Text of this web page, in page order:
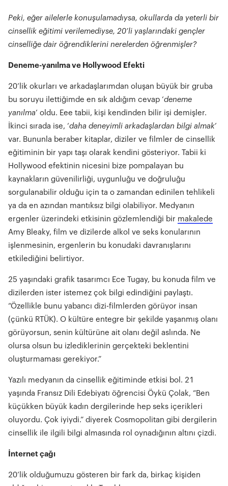
Peki, eğer ailelerle konuşulamadıysa, okullarda da yeterli bir
cinsellik eğitimi verilemediyse, 20’li yaşlarındaki gençler
cinselliğe dair öğrendiklerini nerelerden öğrenmişler?
Deneme-yanılma ve Hollywood Efekti
20’lik okurları ve arkadaşlarımdan oluşan büyük bir gruba
bu soruyu ilettiğimde en sık aldığım cevap ‘deneme
yanılma’ oldu. Eee tabii, kişi kendinden bilir işi demişler.
İkinci sırada ise, ‘daha deneyimli arkadaşlardan bilgi almak’
var. Bununla beraber kitaplar, diziler ve filmler de cinsellik
eğitiminin bir yapı taşı olarak kendini gösteriyor. Tabii ki
Hollywood efektinin nicesini bize pompalayan bu
kaynakların güvenilirliği, uygunluğu ve doğruluğu
sorgulanabilir olduğu için ta o zamandan edinilen tehlikeli
ya da en azından mantıksız bilgi olabiliyor. Medyanın
ergenler üzerindeki etkisinin gözlemlendiği bir makalede
Amy Bleaky, film ve dizilerde alkol ve seks konularının
işlenmesinin, ergenlerin bu konudaki davranışlarını
etkilediğini belirtiyor.
25 yaşındaki grafik tasarımcı Ece Tugay, bu konuda film ve
dizilerden ister istemez çok bilgi edindiğini paylaştı.
“Özellikle bunu yabancı dizi-filmlerden görüyor insan
(çünkü RTÜK). O kültüre entegre bir şekilde yaşanmış olanı
görüyorsun, senin kültürüne ait olanı değil aslında. Ne
olursa olsun bu izlediklerinin gerçekteki beklentini
oluşturmaması gerekiyor.”
Yazılı medyanın da cinsellik eğitiminde etkisi bol. 21
yaşında Fransız Dili Edebiyatı öğrencisi Öykü Çolak, “Ben
küçükken büyük kadın dergilerinde hep seks içerikleri
oluyordu. Çok iyiydi.” diyerek Cosmopolitan gibi dergilerin
cinsellik ile ilgili bilgi almasında rol oynadığının altını çizdi.
İnternet çağı
20’lik olduğumuzu gösteren bir fark da, birkaç kişiden